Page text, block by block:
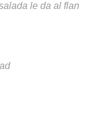
le da al flan